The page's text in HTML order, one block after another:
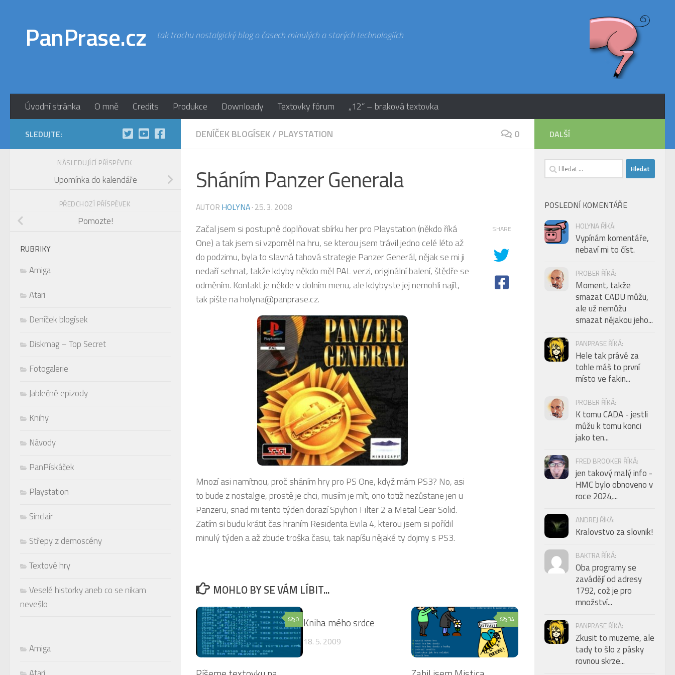
PanPrase.cz tak trochu nostalgický blog o časech minulých a starých technologiích
Úvodní stránka O mně Credits Produkce Downloady Textovky fórum „12“ – braková textovka
DENÍČEK BLOGÍSEK/ PLAYSTATION 0
Sháním Panzer Generala
AUTOR HOLYNA· 25. 3. 2008
Začal jsem si postupně doplňovat sbírku her pro Playstation (někdo říká
One) a tak jsem si vzpoměl na hru, se kterou jsem trávil jedno celé léto až
do podzimu, byla to slavná tahová strategie Panzer Generál, nějak se mi ji
nedaří sehnat, takže kdyby někdo měl PAL verzi, originální balení, štědře se
odměním. Kontakt je někde v dolním menu, ale kdybyste jej nemohli najít,
tak pište na holyna@panprase.cz.
Mnozí asi namítnou, proč sháním hry pro PS One, když mám PS3? No, asi
to bude z nostalgie, prostě je chci, musím je mít, ono totiž nezůstane jen u
Panzeru, snad mi tento týden dorazí Spyhon Filter 2 a Metal Gear Solid.
Zatím si budu krátit čas hraním Residenta Evila 4, kterou jsem si pořídil
minulý týden a až zbude troška času, tak napíšu nějaké ty dojmy s PS3.
SHARE
MOHLO BY SE VÁM LÍBIT...
0 Kniha mého srdce
18. 5. 2009
34
SLEDUJTE:
NÁSLEDUJÍCÍ PŘÍSPĚVEK
Upomínka do kalendáře
PŘEDCHOZÍ PŘÍSPĚVEK
Pomozte!
RUBRIKY
Amiga
Atari
Deníček blogísek
Diskmag – Top Secret
Fotogalerie
Jablečné epizody
Knihy
Návody
PanPískáček
Playstation
Sinclair
Střepy z demoscény
Textové hry
Veselé historky aneb co se nikam
nevešlo
Amiga
DALŠÍ
Vyhledávání
POSLEDNÍ KOMENTÁŘE
HOLYNA ŘÍKÁ:
Vypínám komentáře,
nebaví mi to číst.
PROBER ŘÍKÁ:
Moment, takže
smazat CADU můžu,
ale už nemůžu
smazat nějakou jeho...
PANPRASE ŘÍKÁ:
Hele tak právě za
tohle máš to první
místo ve fakin...
PROBER ŘÍKÁ:
K tomu CADA - jestli
můžu k tomu konci
jako ten...
FRED BROOKER ŘÍKÁ:
jen takový malý info -
HMC bylo obnoveno v
roce 2024,...
ANDREJ ŘÍKÁ:
Kralovstvo za slovnik!
BAKTRA ŘÍKÁ:
Oba programy se
zavádějí od adresy
1792, což je pro
množství...
PANPRASE ŘÍKÁ:
Zkusit to muzeme, ale
tady to šlo z pásky
rovnou skrze...